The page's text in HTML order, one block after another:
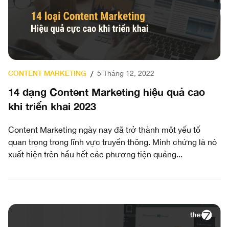
CONTENT MARKETING / 5 Tháng 12, 2022
14 dạng Content Marketing hiệu quả cao
khi triển khai 2023
Content Marketing ngày nay đã trở thành một yếu tố
quan trọng trong lĩnh vực truyền thông. Minh chứng là nó
xuất hiện trên hầu hết các phương tiện quảng...